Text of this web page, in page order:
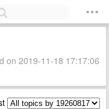
on 2019-11-18 17:17:06